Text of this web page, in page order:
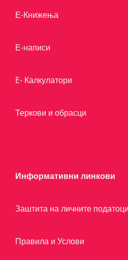
Е-Книжења
Е-написи
E- Калкулатори
Теркови и обрасци
Информативни линкови
Заштита на личните податоци
Правила и Услови